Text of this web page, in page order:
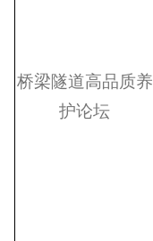
桥梁隧道高品质养
护论坛